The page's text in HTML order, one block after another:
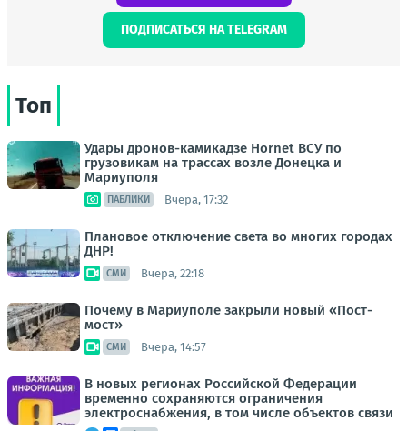
ПОДПИСАТЬСЯ НА TELEGRAM
Топ
Удары дронов-камикадзе Hornet ВСУ по
грузовикам на трассах возле Донецка и
Мариуполя
ПАБЛИКИ Вчера, 17:32
Плановое отключение света во многих городах
ДНР!
СМИ Вчера, 22:18
Почему в Мариуполе закрыли новый «Пост-
мост»
СМИ Вчера, 14:57
В новых регионах Российской Федерации
временно сохраняются ограничения
электроснабжения, в том числе объектов связи